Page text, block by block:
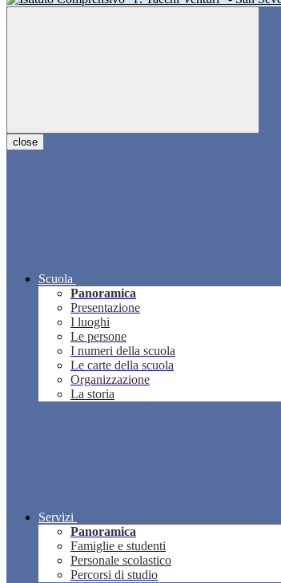
close
Scuola
Panoramica
Presentazione
I luoghi
Le persone
I numeri della scuola
Le carte della scuola
Organizzazione
La storia
Servizi
Panoramica
Famiglie e studenti
Personale scolastico
Percorsi di studio